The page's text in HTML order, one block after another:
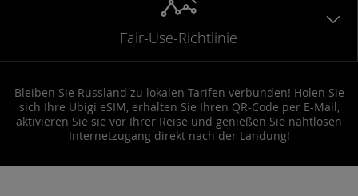
Fair-Use-Richtlinie
Bleiben Sie Russland zu lokalen Tarifen verbunden! Holen Sie
sich Ihre Ubigi eSIM, erhalten Sie Ihren QR-Code per E-Mail,
aktivieren Sie sie vor Ihrer Reise und genießen Sie nahtlosen
Internetzugang direkt nach der Landung!